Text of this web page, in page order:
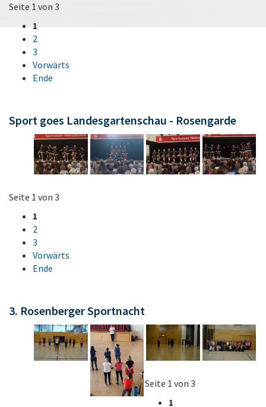
Seite 1 von 3
1
2
3
Vorwärts
Ende
Sport goes Landesgartenschau - Rosengarde
Seite 1 von 3
1
2
3
Vorwärts
Ende
3. Rosenberger Sportnacht
Seite 1 von 3
1